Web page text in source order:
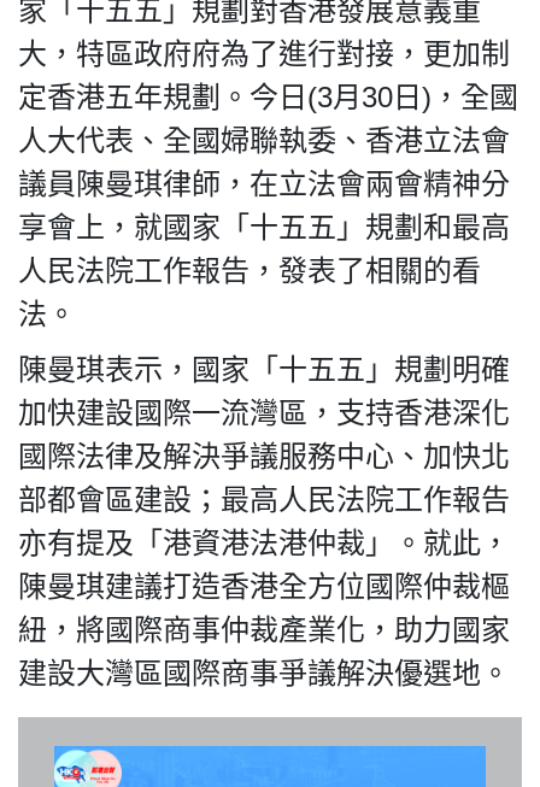
視頻
昔日
系列
活動
關於我們
我們的立場
登記支持
家「十五五」規劃對香港發展意義重
大，特區政府府為了進行對接，更加制
定香港五年規劃。今日(3月30日)，全國
人大代表、全國婦聯執委、香港立法會
議員陳曼琪律師，在立法會兩會精神分
享會上，就國家「十五五」規劃和最高
人民法院工作報告，發表了相關的看
法。
陳曼琪表示，國家「十五五」規劃明確
加快建設國際一流灣區，支持香港深化
國際法律及解決爭議服務中心、加快北
部都會區建設；最高人民法院工作報告
亦有提及「港資港法港仲裁」。就此，
陳曼琪建議打造香港全方位國際仲裁樞
紐，將國際商事仲裁產業化，助力國家
建設大灣區國際商事爭議解決優選地。